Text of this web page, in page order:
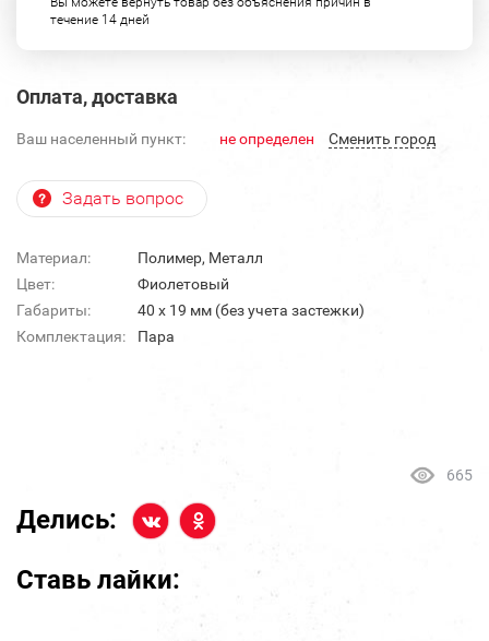
течение 14 дней
Оплата, доставка
Ваш населенный пункт: не определен Cменить город
Задать вопрос
Материал:
Полимер, Металл
Цвет:
Фиолетовый
Габариты:
40 х 19 мм (без учета застежки)
Комплектация:
Пара
665
Делись:
Ставь лайки: